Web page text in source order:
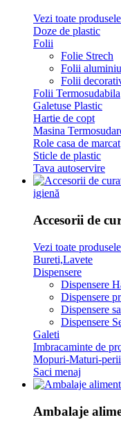
Vezi toate produsele
Doze de plastic
Folii
Folie Strech
Folii aluminiu
Folii
Folii Termosudabila
Galetuse Plastic
Hartie de copt
Masina
Role casa de marcat
Sticle de plastic
Tava autoservire
igienă
Accesorii de
Vezi toate produsele
Bureti,Lavete
Dispensere
Dispensere
Dispensere
Dispensere
Dispensere
Galeti
Imbracaminte de
Mopuri-Maturi-perii
Saci menaj
Ambalaje